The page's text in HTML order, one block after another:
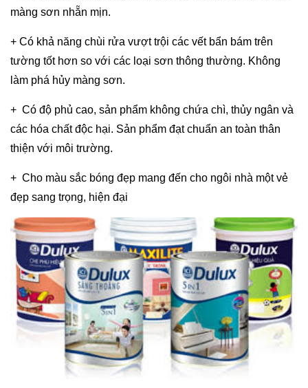
màng sơn nhẵn mịn.
+ Có khả năng chùi rửa vượt trội các vết bẩn bám trên
tường tốt hơn so với các loại sơn thông thường. Không
làm phá hủy màng sơn.
+ Có độ phủ cao, sản phẩm không chứa chì, thủy ngân và
các hóa chất độc hại. Sản phẩm đạt chuẩn an toàn thân
thiện với môi trường.
+ Cho màu sắc bóng đẹp mang đến cho ngôi nhà một vẻ
đẹp sang trọng, hiện đại